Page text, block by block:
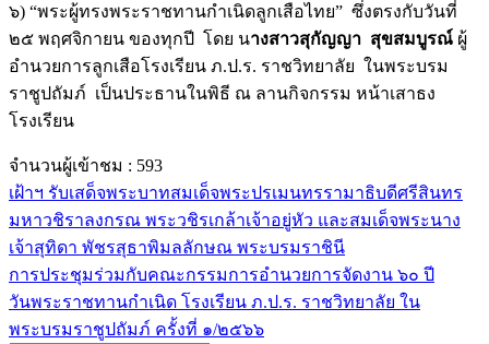
๖) “พระผู้ทรงพระราชทานกำเนิดลูกเสือไทย” ซึ่งตรงกับวันที่
๒๕ พฤศจิกายน ของทุกปี โดย นางสาวสุกัญญา สุขสมบูรณ์ ผู้
อำนวยการลูกเสือโรงเรียน ภ.ป.ร. ราชวิทยาลัย ในพระบรม
ราชูปถัมภ์ เป็นประธานในพิธี ณ ลานกิจกรรม หน้าเสาธง
โรงเรียน
จำนวนผู้เข้าชม : 593
เฝ้าฯ รับเสด็จพระบาทสมเด็จพระปรเมนทรรามาธิบดีศรีสินทร
มหาวชิราลงกรณ พระวชิรเกล้าเจ้าอยู่หัว และสมเด็จพระนาง
เจ้าสุทิดา พัชรสุธาพิมลลักษณ พระบรมราชินี
การประชุมร่วมกับคณะกรรมการอำนวยการจัดงาน ๖๐ ปี
วันพระราชทานกำเนิด โรงเรียน ภ.ป.ร. ราชวิทยาลัย ใน
พระบรมราชูปถัมภ์ ครั้งที่ ๑/๒๕๖๖